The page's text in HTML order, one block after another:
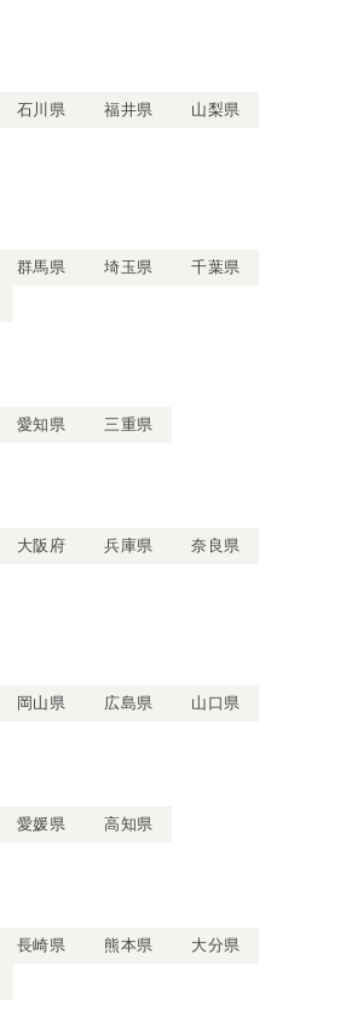
石川県 福井県
山梨県
群馬県 埼玉県
千葉県
愛知県 三重県
大阪府 兵庫県
奈良県
岡山県 広島県 山口県
愛媛県 高知県
長崎県 熊本県
大分県